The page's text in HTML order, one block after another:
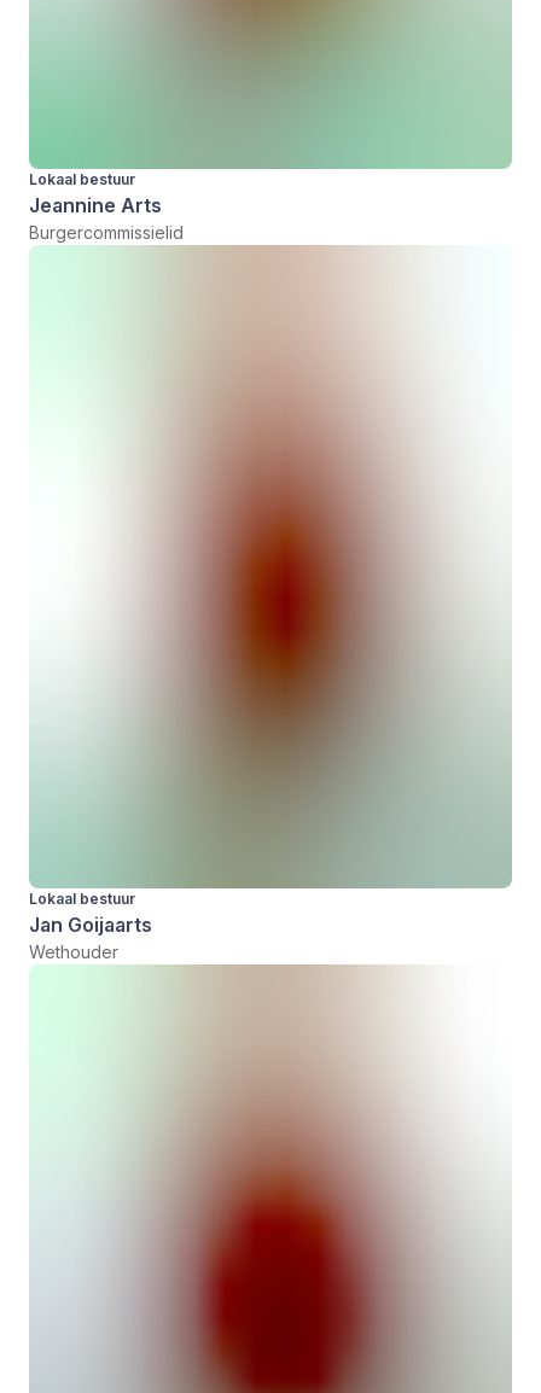
Lokaal bestuur
Jeannine Arts
Burgercommissielid
Lokaal bestuur
Jan Goijaarts
Wethouder